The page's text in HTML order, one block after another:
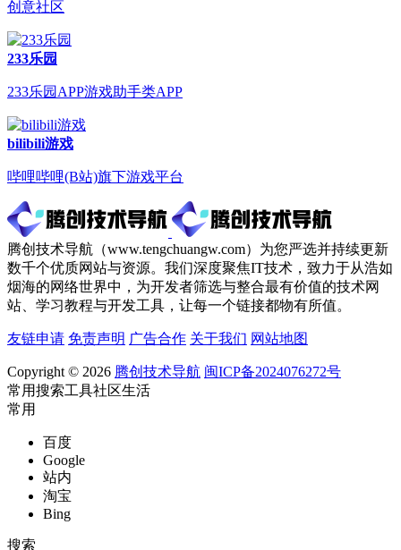
创意社区
233乐园
233乐园APP游戏助手类APP
bilibili游戏
哔哩哔哩(B站)旗下游戏平台
腾创技术导航（www.tengchuangw.com）为您严选并持续更新
数千个优质网站与资源。我们深度聚焦IT技术，致力于从浩如
烟海的网络世界中，为开发者筛选与整合最有价值的技术网
站、学习教程与开发工具，让每一个链接都物有所值。
友链申请 免责声明 广告合作 关于我们 网站地图
Copyright © 2026 腾创技术导航 闽ICP备2024076272号
常用搜索工具社区生活
常用
百度
Google
站内
淘宝
Bing
搜索